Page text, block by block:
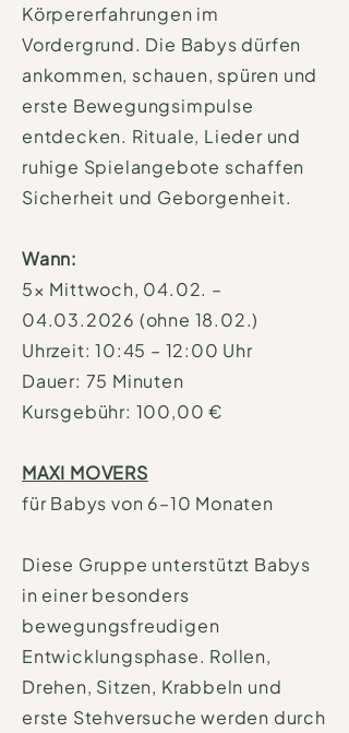
Körpererfahrungen im
Vordergrund. Die Babys dürfen
ankommen, schauen, spüren und
erste Bewegungsimpulse
entdecken. Rituale, Lieder und
ruhige Spielangebote schaffen
Sicherheit und Geborgenheit.
Wann:
5× Mittwoch, 04.02. –
04.03.2026 (ohne 18.02.)
Uhrzeit: 10:45 – 12:00 Uhr
Dauer: 75 Minuten
Kursgebühr: 100,00 €
MAXI MOVERS
für Babys von 6–10 Monaten
Diese Gruppe unterstützt Babys
in einer besonders
bewegungsfreudigen
Entwicklungsphase. Rollen,
Drehen, Sitzen, Krabbeln und
erste Stehversuche werden durch